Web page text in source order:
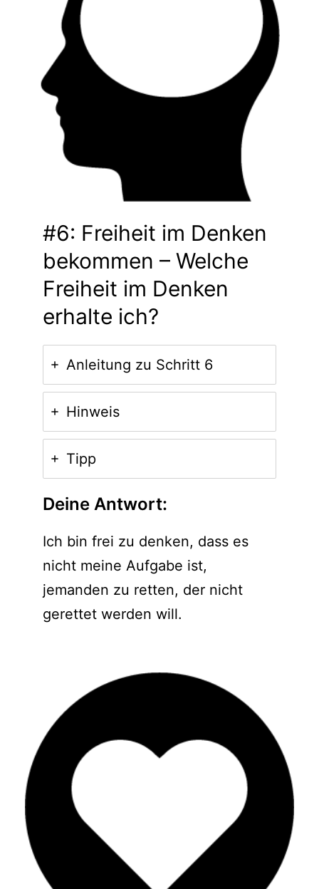
#6: Freiheit im Denken
bekommen – Welche
Freiheit im Denken
erhalte ich?
Anleitung zu Schritt 6
Hinweis
Tipp
Deine Antwort:
Ich bin frei zu denken, dass es
nicht meine Aufgabe ist,
jemanden zu retten, der nicht
gerettet werden will.